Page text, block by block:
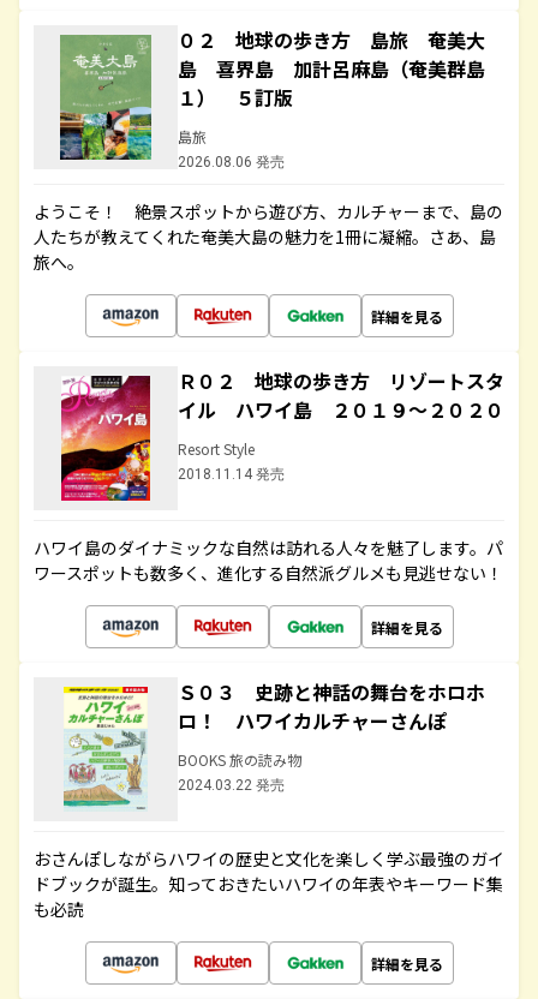
０２ 地球の歩き方 島旅 奄美大
島 喜界島 加計呂麻島（奄美群島
１） ５訂版
島旅
2026.08.06 発売
ようこそ！ 絶景スポットから遊び方、カルチャーまで、島の
人たちが教えてくれた奄美大島の魅力を1冊に凝縮。さあ、島
旅へ。
詳細を見る
Ｒ０２ 地球の歩き方 リゾートスタ
イル ハワイ島 ２０１９～２０２０
Resort Style
2018.11.14 発売
ハワイ島のダイナミックな自然は訪れる人々を魅了します。パ
ワースポットも数多く、進化する自然派グルメも見逃せない！
詳細を見る
Ｓ０３ 史跡と神話の舞台をホロホ
ロ！ ハワイカルチャーさんぽ
BOOKS 旅の読み物
2024.03.22 発売
おさんぽしながらハワイの歴史と文化を楽しく学ぶ最強のガイ
ドブックが誕生。知っておきたいハワイの年表やキーワード集
も必読
詳細を見る